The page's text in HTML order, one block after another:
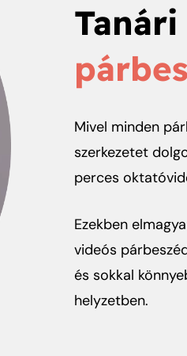
Mivel minden
szerkezetet
perces
Ezekben
videós
és sokkal
helyzetben.